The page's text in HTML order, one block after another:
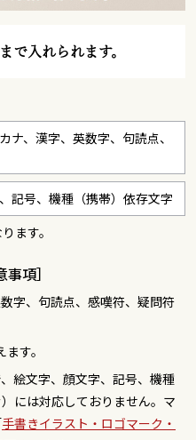
まで入れられます。
ナ、漢字、英数字、句読点、
記号、機種（携帯）依存文字
ます。
項］
字、句読点、感嘆符、疑問符
す。
絵文字、顔文字、記号、機種
には対応しておりません。マ
手書きイラスト・ロゴマーク・